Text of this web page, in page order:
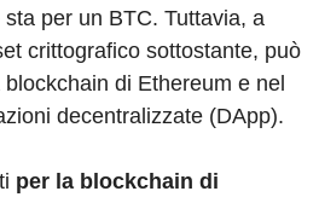
per un BTC. Tuttavia, a
crittografico sottostante, può
di Ethereum e nel
decentralizzate (DApp).
per la blockchain di